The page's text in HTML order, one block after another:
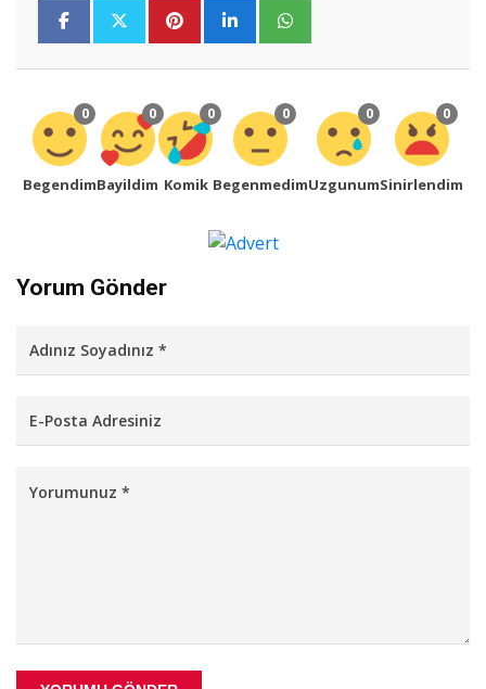
0
Begendim
0
Bayildim
0
Komik
0
Begenmedim
0
Uzgunum
0
Sinirlendim
Yorum Gönder